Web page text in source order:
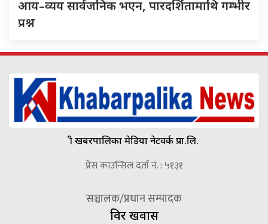
आय–व्यय सार्वजनिक भएन, पारदर्शितामाथि गम्भीर
प्रश्न
श्री खबरपालिका मेडिया नेटवर्क प्रा.लि.
प्रेस काउन्सिल दर्ता नं. : ५१३१
सञ्चालक/प्रधान सम्पादक
विदुर खवास